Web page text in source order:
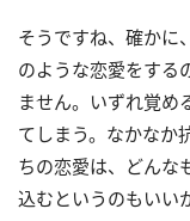
そうですね、確かに
のような恋愛をする
ません。いずれ覚め
てしまう。なかなか
ちの恋愛は、どんな
込むというのもいい